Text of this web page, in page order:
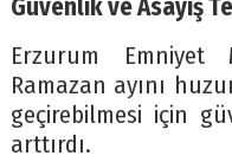
Güvenlik ve Asayiş
Erzurum Emniyet
Ramazan ayını
geçirebilmesi için
arttırdı.